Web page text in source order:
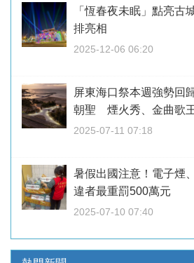
「恆春夜未眠」點亮
排亮相
2025-12-06 06:20
屏東海口祭本週強勢回
朝聖 煙火秀、金曲歌
2025-07-11 07:18
暑假出國注意！電子煙
違者最重罰500萬元
2025-07-10 07:40